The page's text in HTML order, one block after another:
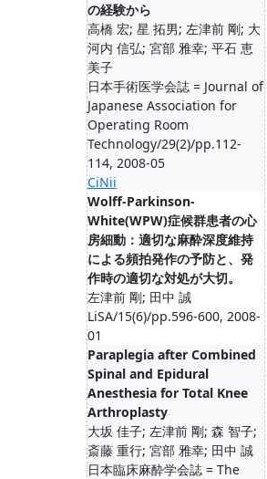
の経験から
高橋 宏; 星 拓男; 左津前 剛; 大
河内 信弘; 宮部 雅幸; 平石 恵
美子
日本手術医学会誌 = Journal of
Japanese Association for
Operating Room
Technology/29(2)/pp.112-
114, 2008-05
CiNii
Wolff-Parkinson-
White(WPW)症候群患者の心
房細動：適切な麻酔深度維持
による頻拍発作の予防と、発
作時の適切な対処が大切。
左津前 剛; 田中 誠
LiSA/15(6)/pp.596-600, 2008-
01
Paraplegia after Combined
Spinal and Epidural
Anesthesia for Total Knee
Arthroplasty
大坂 佳子; 左津前 剛; 森 智子;
斎藤 重行; 宮部 雅幸; 田中 誠
日本臨床麻酔学会誌 = The